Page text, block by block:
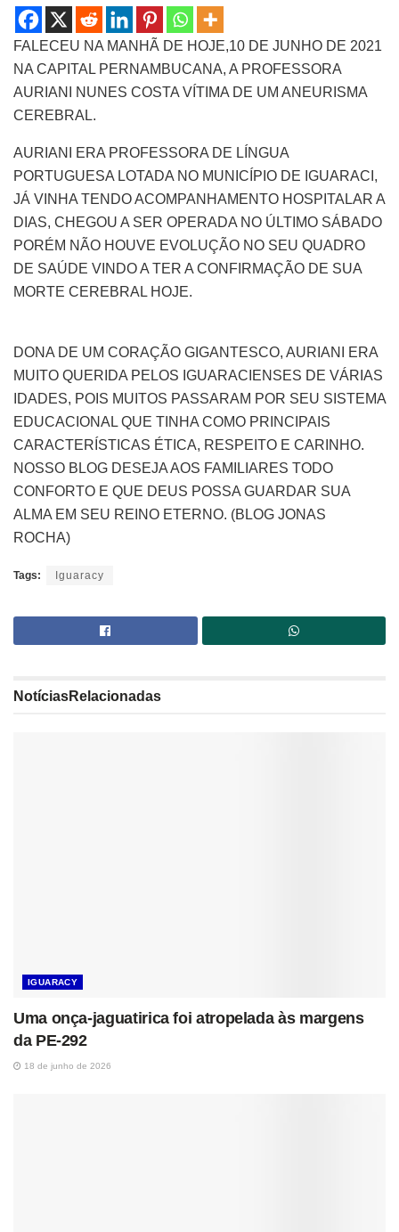
FALECEU NA MANHÃ DE HOJE,10 DE JUNHO DE 2021
NA CAPITAL PERNAMBUCANA, A PROFESSORA
AURIANI NUNES COSTA VÍTIMA DE UM ANEURISMA
CEREBRAL.
AURIANI ERA PROFESSORA DE LÍNGUA
PORTUGUESA LOTADA NO MUNICÍPIO DE IGUARACI,
JÁ VINHA TENDO ACOMPANHAMENTO HOSPITALAR A
DIAS, CHEGOU A SER OPERADA NO ÚLTIMO SÁBADO
PORÉM NÃO HOUVE EVOLUÇÃO NO SEU QUADRO
DE SAÚDE VINDO A TER A CONFIRMAÇÃO DE SUA
MORTE CEREBRAL HOJE.
DONA DE UM CORAÇÃO GIGANTESCO, AURIANI ERA
MUITO QUERIDA PELOS IGUARACIENSES DE VÁRIAS
IDADES, POIS MUITOS PASSARAM POR SEU SISTEMA
EDUCACIONAL QUE TINHA COMO PRINCIPAIS
CARACTERÍSTICAS ÉTICA, RESPEITO E CARINHO.
NOSSO BLOG DESEJA AOS FAMILIARES TODO
CONFORTO E QUE DEUS POSSA GUARDAR SUA
ALMA EM SEU REINO ETERNO. (BLOG JONAS
ROCHA)
Tags: Iguaracy
NotíciasRelacionadas
IGUARACY
Uma onça-jaguatirica foi atropelada às margens
da PE-292
18 de junho de 2026